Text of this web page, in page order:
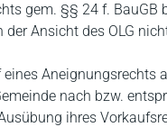
gem. §§ 24 f. BauGB
der Ansicht des OLG
eines Aneignungsrechts
nach bzw.
ihres